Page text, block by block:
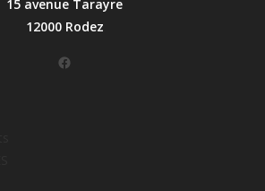
15 avenue Tarayre
12000 Rodez
Facebook